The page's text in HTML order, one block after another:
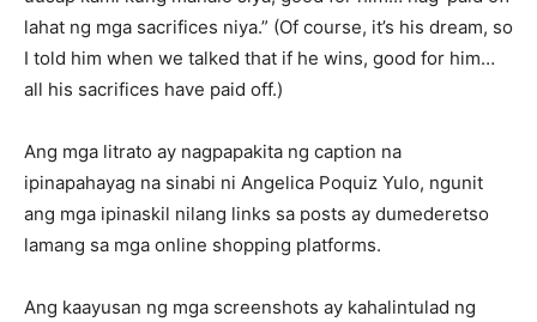
lahat ng mga sacrifices niya.” (Of course, it’s his dream, so
I told him when we talked that if he wins, good for him…
all his sacrifices have paid off.)
Ang mga litrato ay nagpapakita ng caption na
ipinapahayag na sinabi ni Angelica Poquiz Yulo, ngunit
ang mga ipinaskil nilang links sa posts ay dumederetso
lamang sa mga online shopping platforms.
Ang kaayusan ng mga screenshots ay kahalintulad ng